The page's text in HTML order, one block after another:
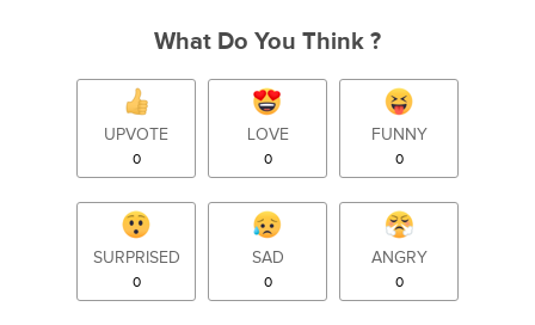
What Do You Think ?
UPVOTE
0
LOVE
0
FUNNY
0
SURPRISED
0
SAD
0
ANGRY
0